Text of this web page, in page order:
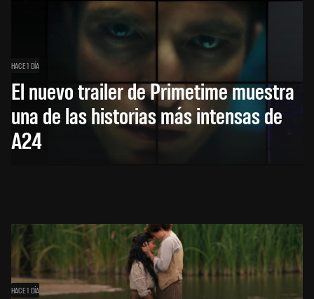
HACE 1 DÍA
El nuevo trailer de Primetime muestra
una de las historias más intensas de
A24
HACE 1 DÍA